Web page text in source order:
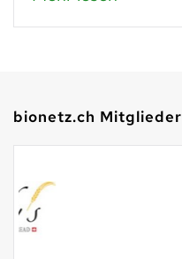
bionetz.ch Mitglieder